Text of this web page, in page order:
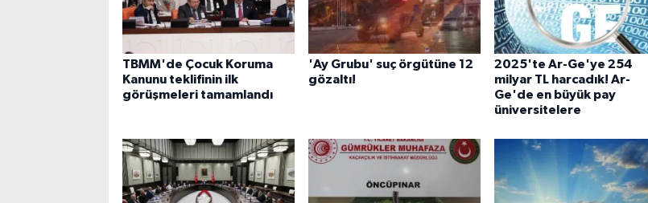
TBMM'de Çocuk Koruma
Kanunu teklifinin ilk
görüşmeleri tamamlandı
'Ay Grubu' suç örgütüne 12
gözaltı!
2025'te Ar-Ge'ye 254
milyar TL harcadık! Ar-
Ge'de en büyük pay
üniversitelere